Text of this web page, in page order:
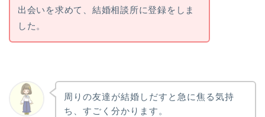
出会いを求めて、結婚相談所に登録をしま
した。
周りの友達が結婚しだすと急に焦る気持
ち、すごく分かります。